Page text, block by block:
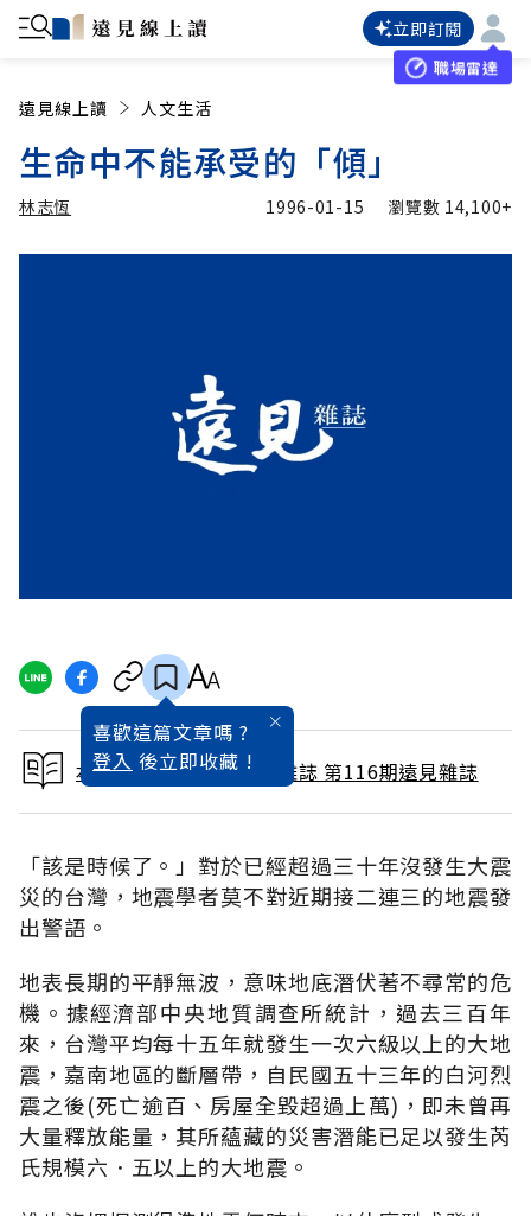
立即訂閱
職場雷達
遠見線上讀 人文生活
生命中不能承受的「傾」
林志恆 1996-01-15 瀏覽數 14,100+
喜歡這篇文章嗎 ?
登入 後立即收藏 !
本文出自 1996 / 2月號雜誌 第116期遠見雜誌
「該是時候了。」對於已經超過三十年沒發生大震
災的台灣，地震學者莫不對近期接二連三的地震發
出警語。
地表長期的平靜無波，意味地底潛伏著不尋常的危
機。據經濟部中央地質調查所統計，過去三百年
來，台灣平均每十五年就發生一次六級以上的大地
震，嘉南地區的斷層帶，自民國五十三年的白河烈
震之後(死亡逾百、房屋全毀超過上萬)，即未曾再
大量釋放能量，其所蘊藏的災害潛能已足以發生芮
氏規模六．五以上的大地震。